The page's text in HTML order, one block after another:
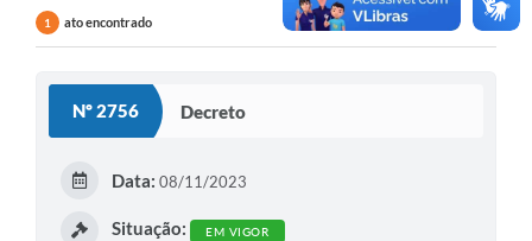
Transparência
Editais
1 ato encontrado
Nº 2756 Decreto
Data: 08/11/2023
Situação: EM VIGOR